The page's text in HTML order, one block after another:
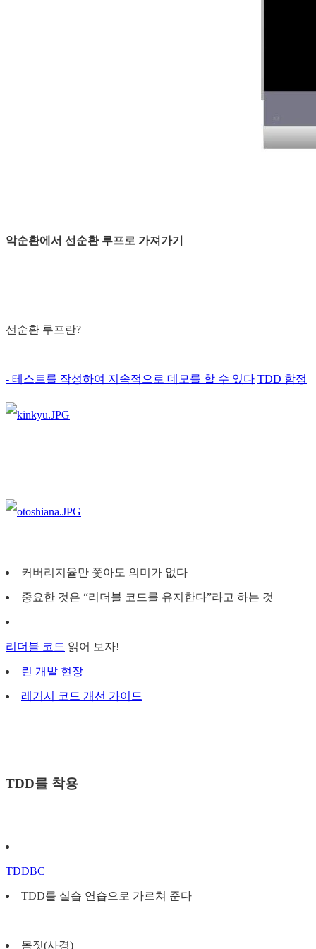
악순환에서 선순환 루프로 가져가기
선순환 루프란?
- 테스트를 작성하여 지속적으로 데모를 할 수 있다 TDD 함정
커버리지율만 쫓아도 의미가 없다
중요한 것은 “리더블 코드를 유지한다”라고 하는 것
리더블 코드 읽어 보자!
린 개발 현장
레거시 코드 개선 가이드
TDD를 착용
TDDBC
TDD를 실습 연습으로 가르쳐 준다
몸짓(사경)